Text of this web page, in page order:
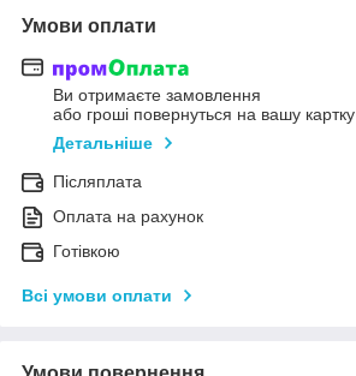
Умови оплати
Ви отримаєте замовлення
або гроші повернуться на вашу картку
Детальніше
Післяплата
Оплата на рахунок
Готівкою
Всі умови оплати